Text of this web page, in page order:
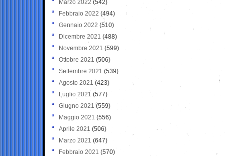
Marzo 2022 (542)
Febbraio 2022 (494)
Gennaio 2022 (510)
Dicembre 2021 (488)
Novembre 2021 (599)
Ottobre 2021 (506)
Settembre 2021 (539)
Agosto 2021 (423)
Luglio 2021 (577)
Giugno 2021(559)
Maggio 2021 (556)
Aprile 2021 (506)
Marzo 2021 (647)
Febbraio 2021 (570)